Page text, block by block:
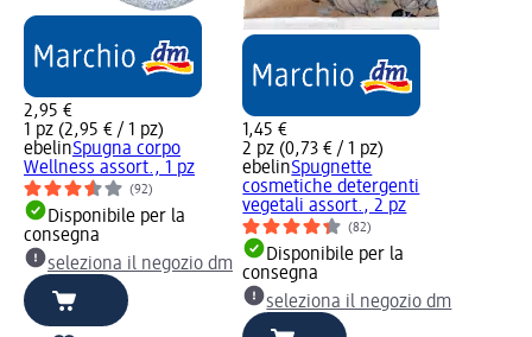
2,95 €
1 pz (2,95 € / 1 pz)
ebelinSpugna corpo
Wellness assort., 1 pz
(92)
Disponibile per la
consegna
seleziona il negozio dm
1,45 €
2 pz (0,73 € / 1 pz)
ebelinSpugnette
cosmetiche detergenti
vegetali assort., 2 pz
(82)
Disponibile per la
consegna
seleziona il negozio dm